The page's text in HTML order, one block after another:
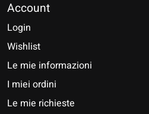
Account
Login
Wishlist
Le mie informazioni
I miei ordini
Le mie richieste